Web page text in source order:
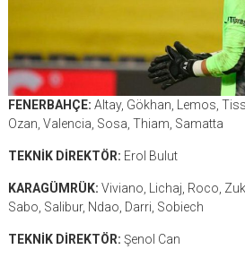
FENERBAHÇE: Altay, Gökhan, Lemos,
Ozan, Valencia, Sosa, Thiam, Samatta
TEKNİK DİREKTÖR: Erol Bulut
KARAGÜMRÜK: Viviano, Lichaj, Roco,
Sabo, Salibur, Ndao, Darri, Sobiech
TEKNİK DİREKTÖR: Şenol Can